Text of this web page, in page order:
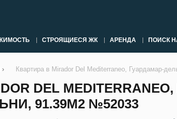
СТРОЯЩИЕСЯ ЖК АРЕНДА ПОИСК
› Квартира в Mirador Del Mediterraneo, Гуардамар-
DEL
91.39М2 №52033